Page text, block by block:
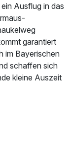
Ausflug in das
garantiert
im Bayerischen
schaffen sich
kleine Auszeit